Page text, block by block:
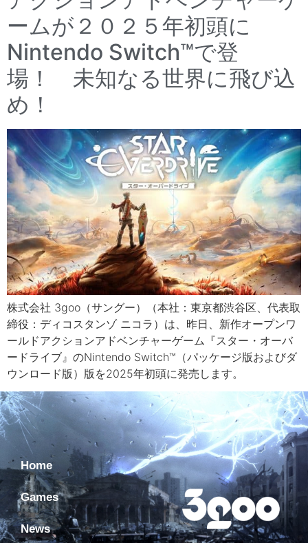
ームが２０２５年初頭に
Nintendo Switch™で登
場！ 未知なる世界に飛び込
め！
株式会社 3goo（サングー）（本社：東京都渋谷区、代表取
締役：ディコスタンゾ ニコラ）は、昨日、新作オープンワ
ールドアクションアドベンチャーゲーム『スター・オーバ
ードライブ』のNintendo Switch™（パッケージ版およびダ
ウンロード版）版を2025年初頭に発売します。
Home
Games
News